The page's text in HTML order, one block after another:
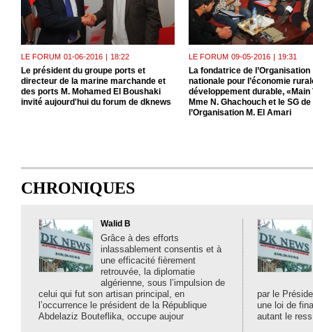
LE FORUM 01-06-2016 | 18:22
Le président du groupe ports et
directeur de la marine marchande et
des ports M. Mohamed El Boushaki
invité aujourd'hui du forum de dknews
LE FORUM 09-05-2016 | 19:31
La fondatrice de l’Organisation
nationale pour l’économie
développement durable, «Main
Mme N. Ghachouch et le SG de
l’Organisation M. El Amari
CHRONIQUES
Walid B
Grâce à des efforts
inlassablement consentis et à
une efficacité fièrement
retrouvée, la diplomatie
algérienne, sous l’impulsion de
celui qui fut son artisan principal, en
l’occurrence le président de la République
Abdelaziz Bouteflika, occupe aujour
par le
une loi de
autant le ress